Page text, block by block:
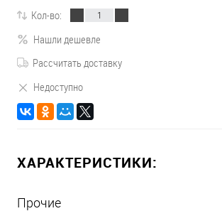
Кол-во:
Нашли дешевле
Рассчитать доставку
Недоступно
ХАРАКТЕРИСТИКИ:
Прочие